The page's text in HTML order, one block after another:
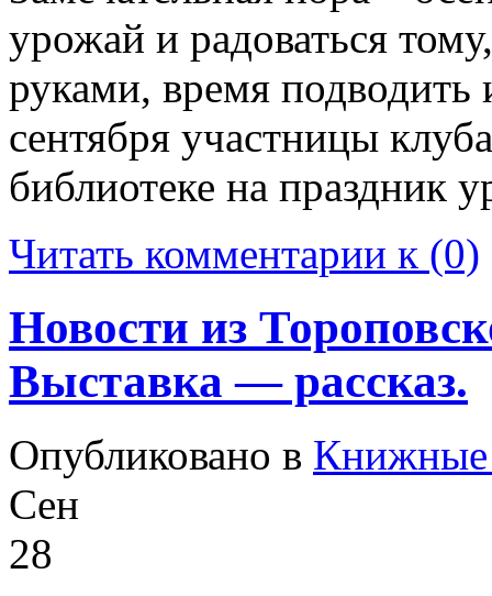
урожай и радоваться
руками, время подводить
сентября участницы
библиотеке на праздник
Читать комментарии к (0)
Новости из
Выставка — рассказ.
Опубликовано в Книжные
Сен
28